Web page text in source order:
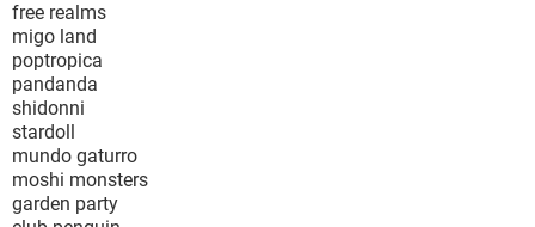
free realms
migo land
poptropica
pandanda
shidonni
stardoll
mundo gaturro
moshi monsters
garden party